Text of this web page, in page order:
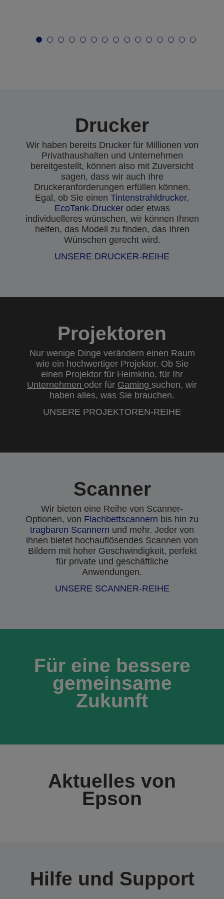
Drucker
Wir haben bereits Drucker für Millionen von
Privathaushalten und Unternehmen
bereitgestellt, können also mit Zuversicht
sagen, dass wir auch Ihre
Druckeranforderungen erfüllen können.
Egal, ob Sie einen Tintenstrahldrucker,
EcoTank-Druckeroder etwas
individuelleres wünschen, wir können Ihnen
helfen, das Modell zu finden, das Ihren
Wünschen gerecht wird.
UNSERE DRUCKER-REIHE
Projektoren
Nur wenige Dinge verändern einen Raum
wie ein hochwertiger Projektor. Ob Sie
einen Projektor für Heimkino, für Ihr
Unternehmen oder für Gaming suchen, wir
haben alles, was Sie brauchen.
UNSERE PROJEKTOREN-REIHE
Scanner
Wir bieten eine Reihe von Scanner-
Optionen, von Flachbettscannern bis hin zu
tragbaren Scannern und mehr. Jeder von
ihnen bietet hochauflösendes Scannen von
Bildern mit hoher Geschwindigkeit, perfekt
für private und geschäftliche
Anwendungen.
UNSERE SCANNER-REIHE
Für eine bessere
gemeinsame
Zukunft
Aktuelles von
Epson
Hilfe und Support